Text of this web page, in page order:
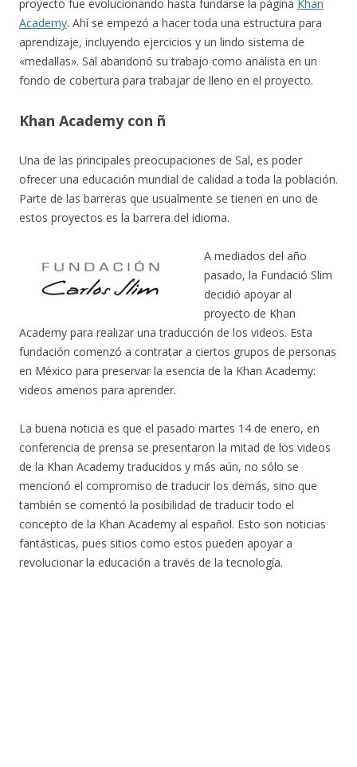
proyecto fue evolucionando hasta fundarse la página Khan
Academy. Ahí se empezó a hacer toda una estructura para
aprendizaje, incluyendo ejercicios y un lindo sistema de
«medallas». Sal abandonó su trabajo como analista en un
fondo de cobertura para trabajar de lleno en el proyecto.
Khan Academy con ñ
Una de las principales preocupaciones de Sal, es poder
ofrecer una educación mundial de calidad a toda la población.
Parte de las barreras que usualmente se tienen en uno de
estos proyectos es la barrera del idioma.
A mediados del año
pasado, la Fundació Slim
decidió apoyar al
proyecto de Khan
Academy para realizar una traducción de los videos. Esta
fundación comenzó a contratar a ciertos grupos de personas
en México para preservar la esencia de la Khan Academy:
videos amenos para aprender.
La buena noticia es que el pasado martes 14 de enero, en
conferencia de prensa se presentaron la mitad de los videos
de la Khan Academy traducidos y más aún, no sólo se
mencionó el compromiso de traducir los demás, sino que
también se comentó la posibilidad de traducir todo el
concepto de la Khan Academy al español. Esto son noticias
fantásticas, pues sitios como estos pueden apoyar a
revolucionar la educación a través de la tecnología.